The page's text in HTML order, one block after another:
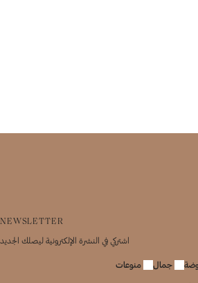
NEWSLETTER
اشتركي في النشرة الإلكترونية ليصلك الجديد
جمال منوعات